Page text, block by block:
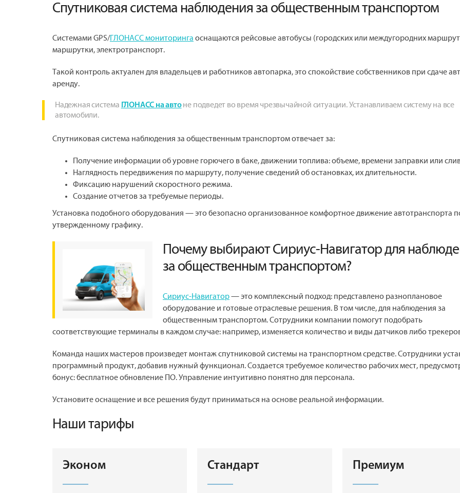
Спутниковая система наблюдения за общественным транспортом
Системами GPS/ГЛОНАСС мониторинга оснащаются рейсовые автобусы (городских или междугородних
маршрутки, электротранспорт.
Такой контроль актуален для владельцев и работников автопарка, это спокойствие собственников при сдаче
аренду.
Надежная система ГЛОНАСС на автоне подведет во время чрезвычайной ситуации. Устанавливаем систему на все
автомобили.
Спутниковая система наблюдения за общественным транспортом отвечает за:
Получение информации об уровне горючего в баке, движении топлива: объеме, времени заправки или
Наглядность передвижения по маршруту, получение сведений об остановках, их длительности.
Фиксацию нарушений скоростного режима.
Создание отчетов за требуемые периоды.
Установка подобного оборудования — это безопасно организованное комфортное движение автотранспорта
утвержденному графику.
Почему выбирают Сириус-Навигатор для
за общественным транспортом?
Сириус-Навигатор— это комплексный подход: представлено разноплановое
оборудование и готовые отраслевые решения. В том числе, для наблюдения за
общественным транспортом. Сотрудники компании помогут подобрать
соответствующие терминалы в каждом случае: например, изменяется количество и виды датчиков либо
Команда наших мастеров произведет монтаж спутниковой системы на транспортном средстве. Сотрудники
программный продукт, добавив нужный функционал. Создается требуемое количество рабочих мест,
бонус: бесплатное обновление ПО. Управление интуитивно понятно для персонала.
Установите оснащение и все решения будут приниматься на основе реальной информации.
Наши тарифы
Эконом Стандарт Премиум